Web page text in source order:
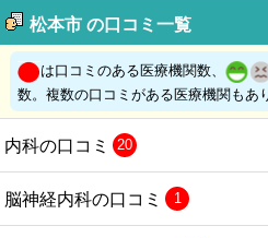
松本市 の口コミ一覧
は口コミのある医療機関数、
数。複数の口コミがある医療機関もあ
内科の口コミ 20
脳神経内科の口コミ 1